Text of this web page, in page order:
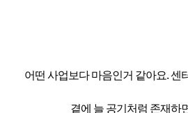
어떤 사업보다 마음인거 같아요. 센
곁에 늘 공기처럼 존재하